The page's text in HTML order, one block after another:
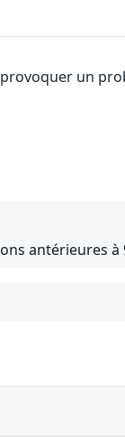
un
antérieures à